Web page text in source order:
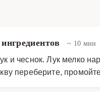
~ 10 мин
и чеснок. Лук мелко
переберите,